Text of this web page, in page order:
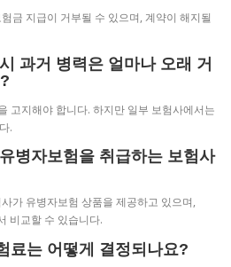
금 지급이 거부될 수 있으며, 계약이 해지될
과거 병력은 얼마나 오래 거
고지해야 합니다. 하지만 일부 보험사에서는
.
병자보험을 취급하는 보험사
가 유병자보험 상품을 제공하고 있으며,
비교할 수 있습니다.
료는 어떻게 결정되나요?